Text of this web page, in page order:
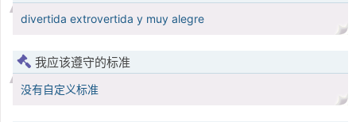
divertida extrovertida y muy alegre
我应该遵守的标准
没有自定义标准